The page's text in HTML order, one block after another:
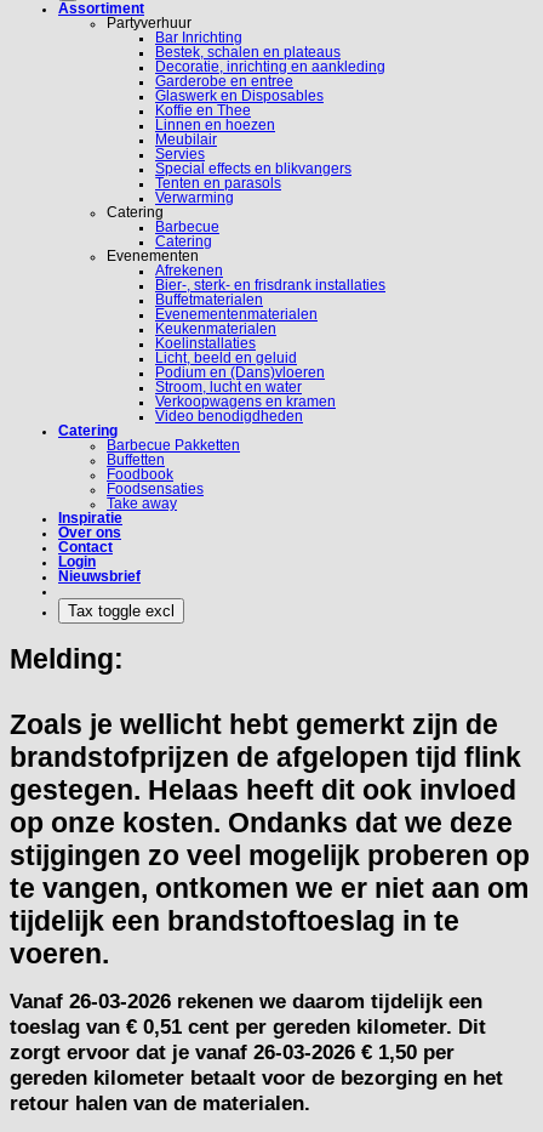
Assortiment
Partyverhuur
Bar Inrichting
Bestek, schalen en plateaus
Decoratie, inrichting en aankleding
Garderobe en entree
Glaswerk en Disposables
Koffie en Thee
Linnen en hoezen
Meubilair
Servies
Special effects en blikvangers
Tenten en parasols
Verwarming
Catering
Barbecue
Catering
Evenementen
Afrekenen
Bier-, sterk- en frisdrank installaties
Buffetmaterialen
Evenementenmaterialen
Keukenmaterialen
Koelinstallaties
Licht, beeld en geluid
Podium en (Dans)vloeren
Stroom, lucht en water
Verkoopwagens en kramen
Video benodigdheden
Catering
Barbecue Pakketten
Buffetten
Foodbook
Foodsensaties
Take away
Inspiratie
Over ons
Contact
Login
Nieuwsbrief
Melding:
Zoals je wellicht hebt gemerkt zijn de
brandstofprijzen de afgelopen tijd flink
gestegen. Helaas heeft dit ook invloed
op onze kosten. Ondanks dat we deze
stijgingen zo veel mogelijk proberen op
te vangen, ontkomen we er niet aan om
tijdelijk een brandstoftoeslag in te
voeren.
Vanaf 26-03-2026 rekenen we daarom tijdelijk een
toeslag van € 0,51 cent per gereden kilometer. Dit
zorgt ervoor dat je vanaf 26-03-2026 € 1,50 per
gereden kilometer betaalt voor de bezorging en het
retour halen van de materialen.